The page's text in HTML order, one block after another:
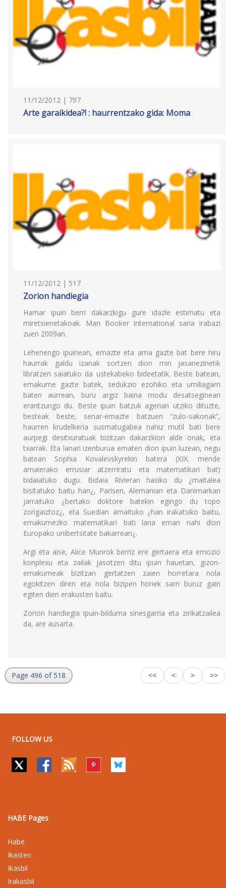
11/12/2012 | 797
Arte garaikidea?! : haurrentzako gida: Moma
11/12/2012 | 517
Zorion handiegia
Hamar ipuin berri dakarzkigu gure idazle estimatu eta
miretsienetakoak. Man Booker International saria irabazi
zuen 2009an.
Lehenengo ipuinean, emazte eta ama gazte bat bere hiru
haurrak galdu izanak sortzen dion min jasanezinetik
libratzen saiatuko da ustekabeko bideetatik. Beste batean,
emakume gazte batek, sedukzio ezohiko eta umiliagarri
baten aurrean, buru argiz baina modu desatseginean
erantzungo du. Beste ipuin batzuk agerian utziko dituzte,
besteak beste, senar-emazte batzuen “zulo-sakonak”,
haurren krudelkeria susmatugabea nahiz mutil bati bere
aurpegi desitxuratuak bizitzan dakarzkion alde onak, eta
txarrak. Eta lanari izenburua ematen dion ipuin luzean, negu
batean Sophia Kovalevskyrekin batera (XIX. mende
amaierako errusiar atzerriratu eta matematikari bat)
bidaiatuko dugu. Bidaia Rivieran hasiko du ¿maitalea
bisitatuko baitu han¿, Parisen, Alemanian eta Danimarkan
jarraituko ¿bertako doktore batekin egingo du topo
zorigaiztoz¿, eta Suedian amaituko ¿han irakatsiko baitu,
emakumezko matematikari bati lana eman nahi dion
Europako unibertsitate bakarrean¿.
Argi eta aise, Alice Munrok berriz ere gertaera eta emozio
konplexu eta zailak jasotzen ditu ipuin hauetan, gizon-
emakumeak bizitzan gertatzen zaien horretara nola
egokitzen diren eta nola bizipen horiek sarri buruz gain
egiten dien erakusten baitu.
Zorion handiegia ipuin-bilduma sinesgarria eta zirikatzailea
da, are ausarta.
Page 496 of 518 << < > >>
FOLLOW US
HABE Pages
Habe
Ikasten
Ikasbil
Irakasbil